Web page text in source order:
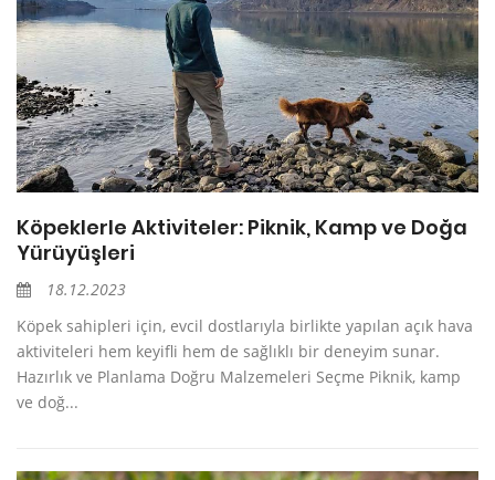
Köpeklerle Aktiviteler: Piknik, Kamp ve Doğa
Yürüyüşleri
18.12.2023
Köpek sahipleri için, evcil dostlarıyla birlikte yapılan açık hava
aktiviteleri hem keyifli hem de sağlıklı bir deneyim sunar.
Hazırlık ve Planlama Doğru Malzemeleri Seçme Piknik, kamp
ve doğ...